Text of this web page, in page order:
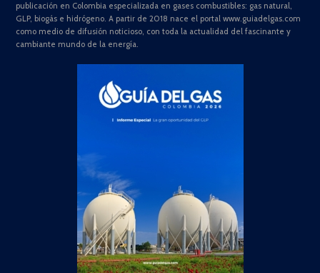
publicación en Colombia especializada en gases combustibles: gas natural,
GLP, biogás e hidrógeno. A partir de 2018 nace el portal www.guiadelgas.com
como medio de difusión noticioso, con toda la actualidad del fascinante y
cambiante mundo de la energía.